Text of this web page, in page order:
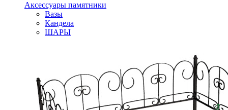
Аксессуары памятники
Вазы
Кандела
ШАРЫ